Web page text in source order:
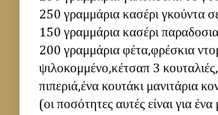
250 γραμμάρια κασέρι γκούντα
150 γραμμάρια κασέρι
200 γραμμάρια φέτα,φρέσκια
ψιλοκομμένο,κέτσαπ 3
πιπεριά,ένα κουτάκι μανιτάρια
(οι ποσότητες αυτές είναι για